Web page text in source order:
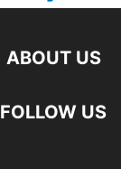
ABOUT US
FOLLOW US